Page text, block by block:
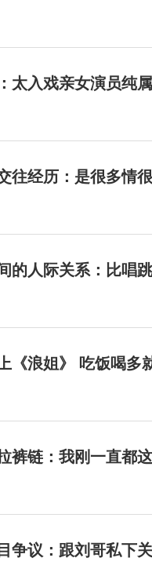
太入戏亲女演员纯
往经历：是很多情
的人际关系：比唱
《浪姐》 吃饭喝多
裤链：我刚一直都
争议：跟刘哥私下